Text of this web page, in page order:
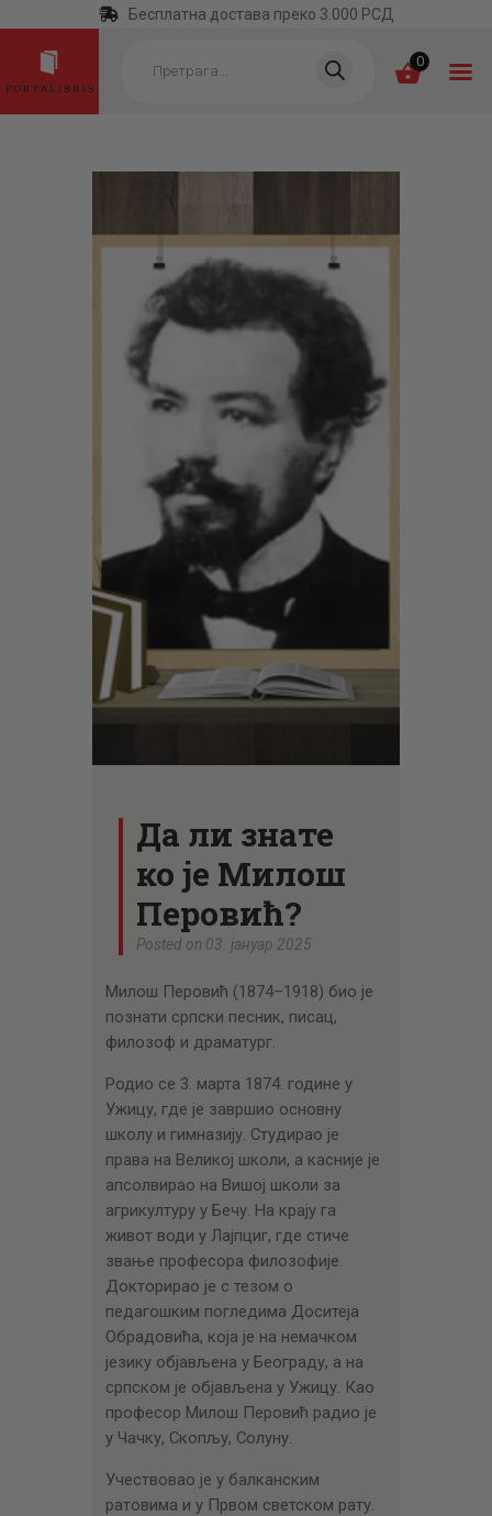
Бесплатна достава преко 3.000 РСД
search 0
КАТЕГОРИЈЕ
НАЈПРОДАВАНИЈЕ
НОВЕ КЊИГЕ
ОТРГНУТО ОД
ЗАБОРАВА
АУТОРИ
АКТУЕЛНОСТИ
ЦЕНОВНИК
ПИСМО
Да ли знате
ко је Милош
Перовић?
Posted on 03. јануар 2025
Милош Перовић (1874–1918) био је
познати српски песник, писац,
филозоф и драматург.
Родио се 3. марта 1874. године у
Ужицу, где је завршио основну
школу и гимназију. Студирао је
права на Великој школи, а касније је
апсолвирао на Вишој школи за
агрикултуру у Бечу. На крају га
живот води у Лајпциг, где стиче
звање професора филозофије.
Докторирао је с тезом о
педагошким погледима Доситеја
Обрадовића, која је на немачком
језику објављена у Београду, а на
српском је објављена у Ужицу. Као
професор Милош Перовић радио је
у Чачку, Скопљу, Солуну.
Учествовао је у балканским
ратовима и у Првом светском рату.